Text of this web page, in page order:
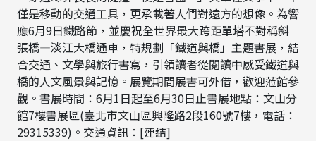
僅是移動的交通工具，更承載著人們對遠方的想像。為響
應6月9日鐵路節，並慶祝全世界最大跨距單塔不對稱斜
張橋—淡江大橋通車，特規劃「鐵道與橋」主題書展，結
合交通、文學與旅行書寫，引領讀者從閱讀中感受鐵道與
橋的人文風景與記憶。展覽期間展書可外借，歡迎蒞館參
觀。書展時間：6月1日起至6月30日止書展地點：文山分
館7樓書展區(臺北市文山區興隆路2段160號7樓，電話：
29315339)。交通資訊：[連結]